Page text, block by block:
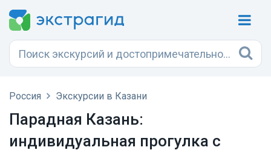
Россия Экскурсии в Казани
Парадная Казань:
индивидуальная прогулка с